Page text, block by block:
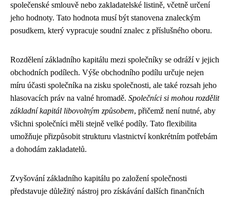
společenské smlouvě nebo zakladatelské listině, včetně určení
jeho hodnoty. Tato hodnota musí být stanovena znaleckým
posudkem, který vypracuje soudní znalec z příslušného oboru.
Rozdělení základního kapitálu mezi společníky se odráží v jejich
obchodních podílech. Výše obchodního podílu určuje nejen
míru účasti společníka na zisku společnosti, ale také rozsah jeho
hlasovacích práv na valné hromadě. Společníci si mohou rozdělit
základní kapitál libovolným způsobem, přičemž není nutné, aby
všichni společníci měli stejně velké podíly. Tato flexibilita
umožňuje přizpůsobit strukturu vlastnictví konkrétním potřebám
a dohodám zakladatelů.
Zvyšování základního kapitálu po založení společnosti
představuje důležitý nástroj pro získávání dalších finančních